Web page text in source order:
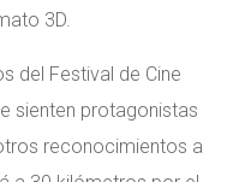
3D.
del Festival de Cine
sienten protagonistas
reconocimientos a